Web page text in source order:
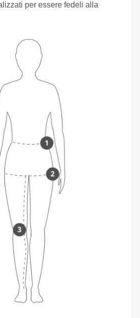
per essere fedeli alla